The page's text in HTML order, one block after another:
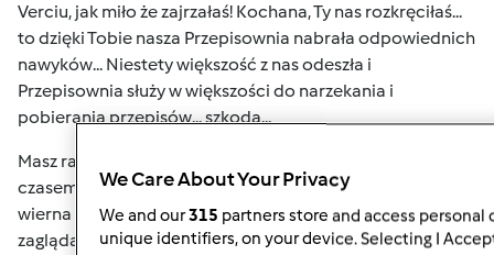
Verciu, jak miło że zajrzałaś! Kochana, Ty nas rozkręciłaś...
to dzięki Tobie nasza Przepisownia nabrała odpowiednich
nawyków... Niestety większość z nas odeszła i
Przepisownia służy w większości do narzekania i
pobierania przepisów... szkoda...
Masz rację, że odeszłyśmy do różnych obowiązków i tylko
czasem tu zaglądamy. Na szczęście na posterunku jest
wierna Hania; Monika i Grażynka też dość często
zaglądają. A reszta? Sama zaglądam tu tylko czasami a
We Care About Your Privacy
We and our315 partners store and access personal
unique identifiers, on your device. Selecting I